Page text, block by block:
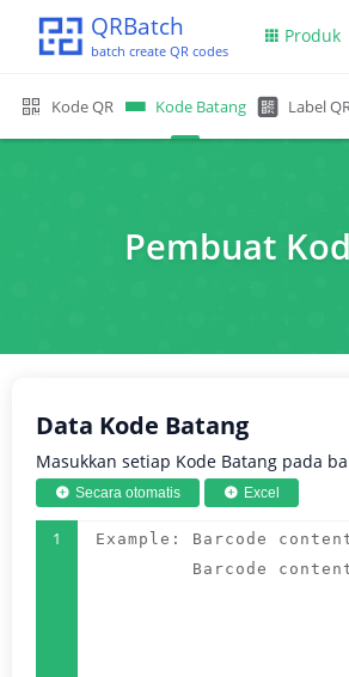
QRBatch
batch create QR codes
Produk
Kode QR Kode Batang Label
Pembuat
Data Kode Batang
Masukkan setiap Kode Batang pada
Secara otomatis Excel
1